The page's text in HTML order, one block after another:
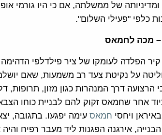
של ממשלתה, אם כי היו גורמי
כלפי "פעילי השלום".
– מכה לחמאס
הפלדה לעומקו של ציר פילדלפי
על נקיטת צעד רב משמעות, שאם
הרצועה דרך המנהרות כגון מזון, תרופות,
אחר שחמאס זקוק להם לבניית כוחו
ויחסי חמאס עימה יפגעו. בתגובה,
אירגנה הפגנות ליד מעבר רפיח